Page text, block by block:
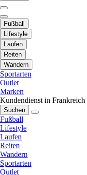
Fußball
Lifestyle
Laufen
Reiten
Wandern
Sportarten
Outlet
Marken
Kundendienst in Frankreich
Suchen
Fußball
Lifestyle
Laufen
Reiten
Wandern
Sportarten
Outlet